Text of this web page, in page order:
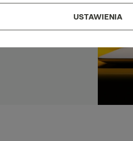
USTAWIENIA